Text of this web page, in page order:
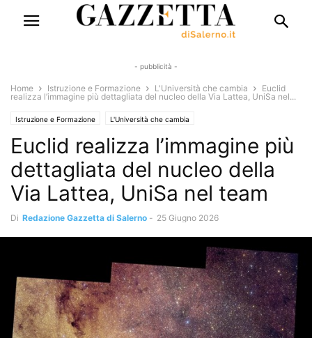
- pubblicità -
Home Istruzione e Formazione L'Università che cambia
Euclid
realizza l’immagine più dettagliata del nucleo della Via Lattea, UniSa nel...
Istruzione e Formazione L'Università che cambia
Euclid realizza l’immagine più
dettagliata del nucleo della
Via Lattea, UniSa nel team
Di Redazione Gazzetta di Salerno - 25 Giugno 2026